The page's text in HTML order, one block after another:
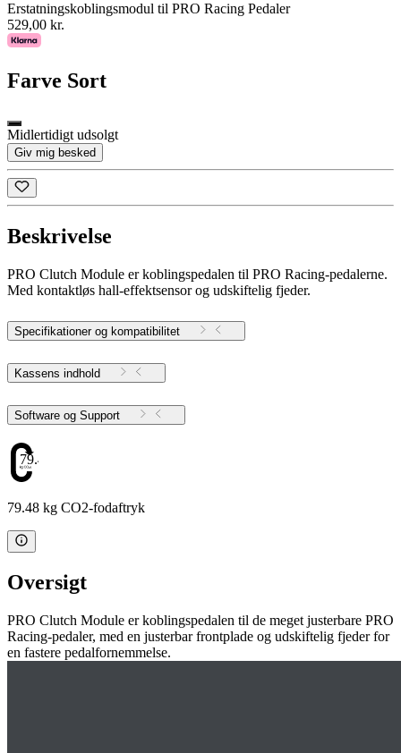
Erstatningskoblingsmodul til PRO Racing Pedaler
529,00 kr.
Farve Sort
Midlertidigt udsolgt
Giv mig besked
Beskrivelse
PRO Clutch Module er koblingspedalen til PRO Racing-pedalerne.
Med kontaktløs hall-effektsensor og udskiftelig fjeder.
Specifikationer og kompatibilitet
Kassens indhold
Software og Support
79.48
79.48 kg CO2-fodaftryk
Oversigt
PRO Clutch Module er koblingspedalen til de meget justerbare PRO
Racing-pedaler, med en justerbar frontplade og udskiftelig fjeder for
en fastere pedalfornemmelse.